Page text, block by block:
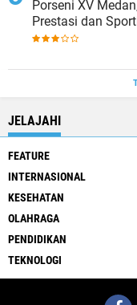
Porseni XV
Prestasi dan
JELAJAHI
FEATURE
INTERNASIONAL
KESEHATAN
OLAHRAGA
PENDIDIKAN
TEKNOLOGI